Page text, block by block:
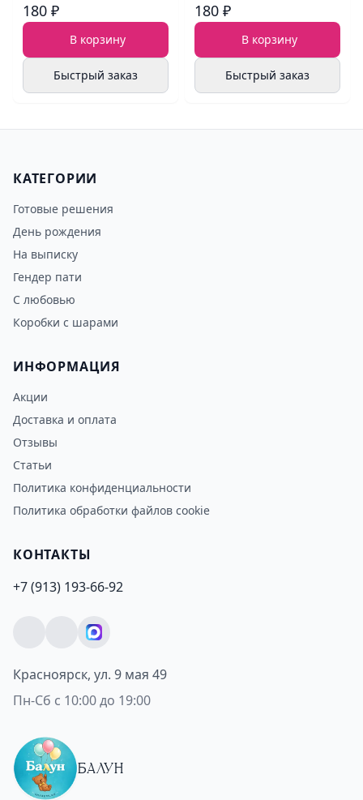
180 ₽
В корзину
Быстрый заказ
180 ₽
В корзину
Быстрый заказ
КАТЕГОРИИ
Готовые решения
День рождения
На выписку
Гендер пати
С любовью
Коробки с шарами
ИНФОРМАЦИЯ
Акции
Доставка и оплата
Отзывы
Статьи
Политика конфиденциальности
Политика обработки файлов cookie
КОНТАКТЫ
+7 (913) 193-66-92
Красноярск, ул. 9 мая 49
Пн-Сб с 10:00 до 19:00
БАЛУН